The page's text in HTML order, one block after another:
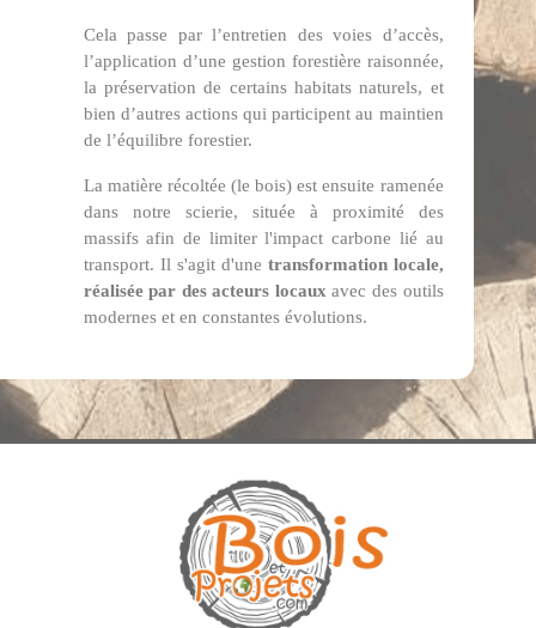
Cela passe par l’entretien des voies d’accès,
l’application d’une gestion forestière raisonnée,
la préservation de certains habitats naturels, et
bien d’autres actions qui participent au maintien
de l’équilibre forestier.
La matière récoltée (le bois) est ensuite ramenée
dans notre scierie, située à proximité des
massifs afin de limiter l'impact carbone lié au
transport. Il s'agit d'une transformation locale,
réalisée par des acteurs locaux avec des outils
modernes et en constantes évolutions.